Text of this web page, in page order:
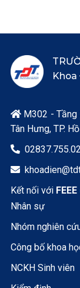
M302 - Tầng
Tân Hưng, TP.


Kết nối với FEEE
Nhân sự
Nhóm nghiên
Công bố khoa
NCKH Sinh viên